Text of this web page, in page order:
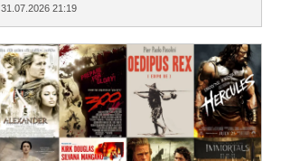
31.07.2026 21:19